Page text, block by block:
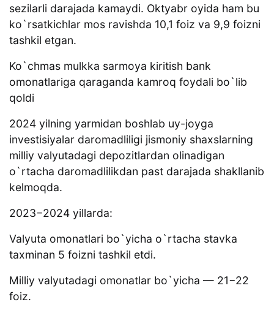
sezilarli darajada kamaydi. Oktyabr oyida ham bu
ko`rsatkichlar mos ravishda 10,1 foiz va 9,9 foizni
tashkil etgan.
Ko`chmas mulkka sarmoya kiritish bank
omonatlariga qaraganda kamroq foydali bo`lib
qoldi
2024 yilning yarmidan boshlab uy-joyga
investisiyalar daromadliligi jismoniy shaxslarning
milliy valyutadagi depozitlardan olinadigan
o`rtacha daromadlilikdan past darajada shakllanib
kelmoqda.
2023−2024 yillarda:
Valyuta omonatlari bo`yicha o`rtacha stavka
taxminan 5 foizni tashkil etdi.
Milliy valyutadagi omonatlar bo`yicha — 21−22
foiz.